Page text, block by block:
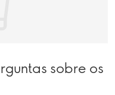
sobre os